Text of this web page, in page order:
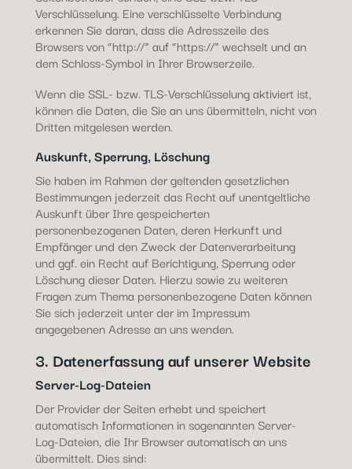
Verschlüsselung. Eine verschlüsselte Verbindung
erkennen Sie daran, dass die Adresszeile des
Browsers von “http://” auf “https://” wechselt und an
dem Schloss-Symbol in Ihrer Browserzeile.
Wenn die SSL- bzw. TLS-Verschlüsselung aktiviert ist,
können die Daten, die Sie an uns übermitteln, nicht von
Dritten mitgelesen werden.
Auskunft, Sperrung, Löschung
Sie haben im Rahmen der geltenden gesetzlichen
Bestimmungen jederzeit das Recht auf unentgeltliche
Auskunft über Ihre gespeicherten
personenbezogenen Daten, deren Herkunft und
Empfänger und den Zweck der Datenverarbeitung
und ggf. ein Recht auf Berichtigung, Sperrung oder
Löschung dieser Daten. Hierzu sowie zu weiteren
Fragen zum Thema personenbezogene Daten können
Sie sich jederzeit unter der im Impressum
angegebenen Adresse an uns wenden.
3. Datenerfassung auf unserer Website
Server-Log-Dateien
Der Provider der Seiten erhebt und speichert
automatisch Informationen in sogenannten Server-
Log-Dateien, die Ihr Browser automatisch an uns
übermittelt. Dies sind: